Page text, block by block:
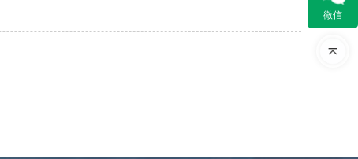
微信